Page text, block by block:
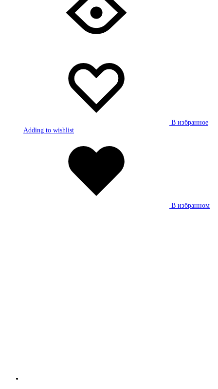
В избранное
Adding to wishlist
В избранном